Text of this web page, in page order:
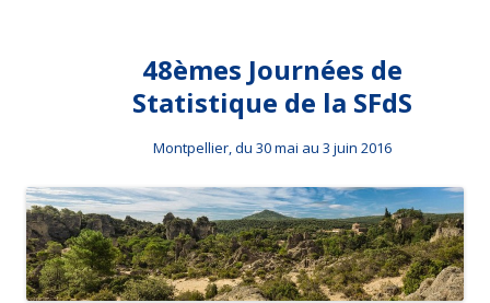
48èmes Journées de
Statistique de la SFdS
Montpellier, du 30 mai au 3 juin 2016